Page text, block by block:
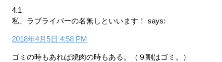
4.1
私、ラブライバーの名無しといいます！
says:
2018年4月5日 4:58 PM
ゴミの時もあれば焼肉の時もある。（９割はゴミ。）